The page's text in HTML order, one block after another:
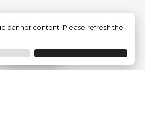
Filtrer
banner content. Please refresh the